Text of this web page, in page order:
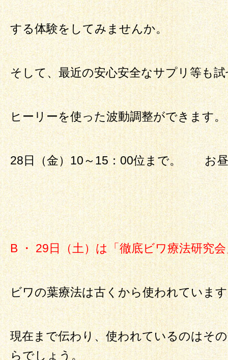
する体験をしてみませんか。
そして、最近の安心安全なサプリ等も
ヒーリーを使った波動調整ができます。
28日（金）10～15：00位まで。 お
B ・ 29日（土）は「徹底ビワ療法研究
ビワの葉療法は古くから使われていま
現在まで伝わり、使われているのはそ
らでしょう。